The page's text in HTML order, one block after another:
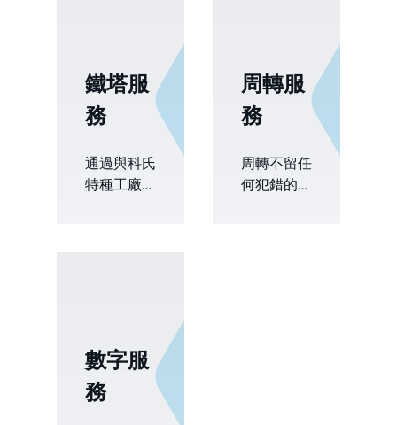
鐵塔服
務
通過與科氏
特種工廠服
和維護。他
們的專業產
品，如用於
周轉服
務
周轉不留任
何犯錯的餘
數字服
務